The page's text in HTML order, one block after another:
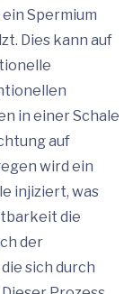
Spermium
Dies kann auf
in einer Schale
auf
wird ein
injiziert, was
die
der
sich durch